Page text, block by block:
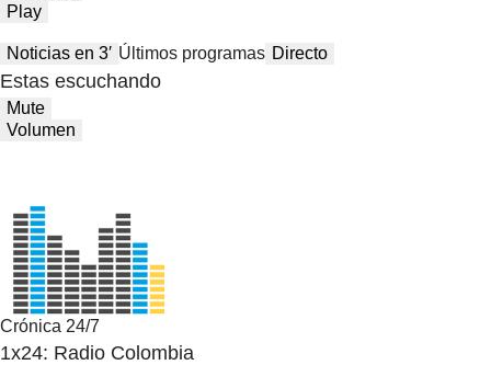
Play
Noticias en 3′ Últimos programas Directo
Estas escuchando
Mute
Volumen
Crónica 24/7
1x24: Radio Colombia